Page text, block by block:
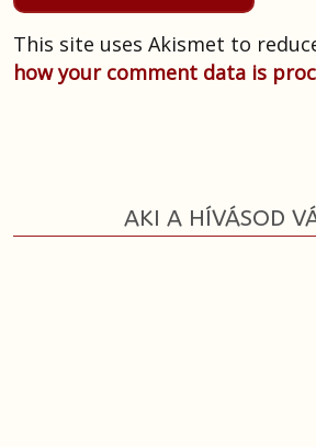
This site uses Akismet to
how your comment data is
AKI A HÍVÁSOD